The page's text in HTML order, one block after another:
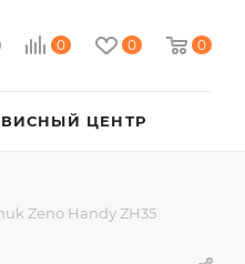
0 0 0
ЦЕНТР
Zeno Handy ZH35